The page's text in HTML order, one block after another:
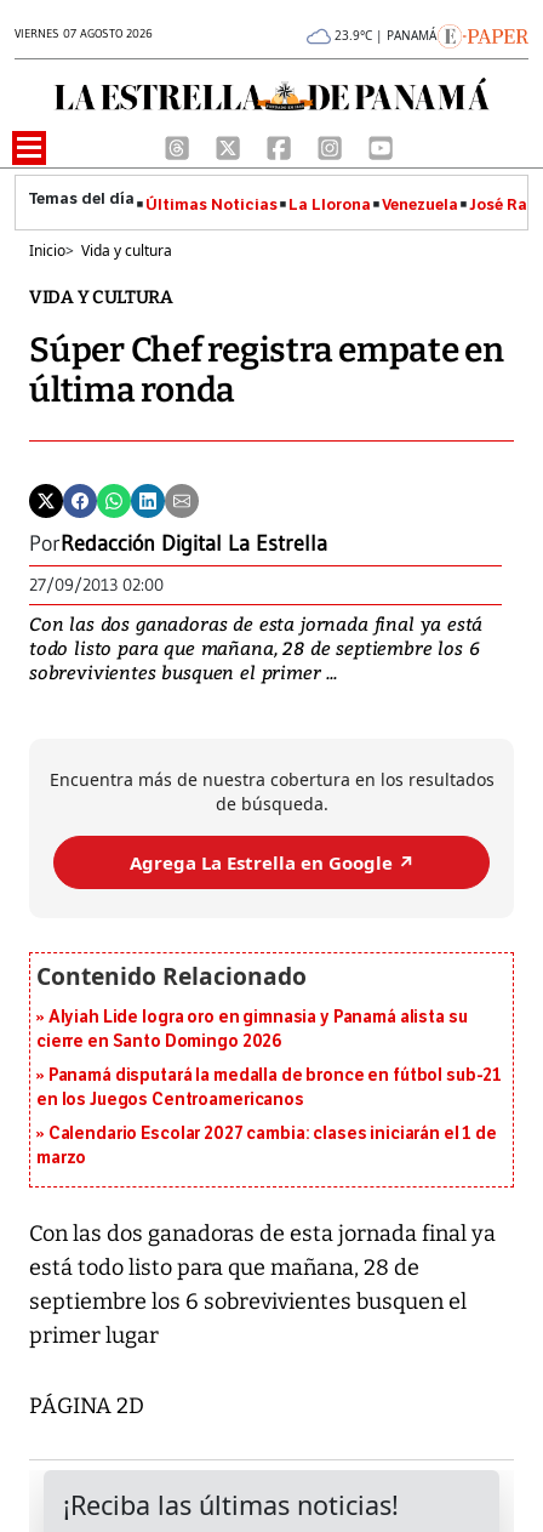
VIERNES 07 AGOSTO 2026 23.9°C | PANAMÁ
Últimas Noticias La Llorona Venezuela José
Inicio> Vida y cultura
VIDA Y CULTURA
Súper Chef registra empate en
última ronda
PorRedacción Digital La Estrella
27/09/2013 02:00
Con las dos ganadoras de esta jornada final ya está
todo listo para que mañana, 28 de septiembre los 6
sobrevivientes busquen el primer ...
Encuentra más de nuestra cobertura en los resultados
de búsqueda.
Agrega La Estrella en Google ↗️
Alyiah Lide logra oro en gimnasia y Panamá alista su
cierre en Santo Domingo 2026
Panamá disputará la medalla de bronce en fútbol sub-21
en los Juegos Centroamericanos
Calendario Escolar 2027 cambia: clases iniciarán el 1 de
marzo
Con las dos ganadoras de esta jornada final ya
está todo listo para que mañana, 28 de
septiembre los 6 sobrevivientes busquen el
primer lugar
PÁGINA 2D